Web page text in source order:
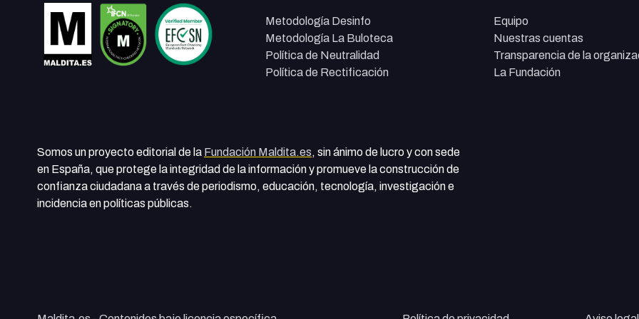
Metodología Desinfo
Metodología La Buloteca
Política de Neutralidad
Política de Rectificación
Equipo
Nuestras cuentas
Transparencia de la
La Fundación
Somos un proyecto editorial de la Fundación Maldita.es, sin ánimo de lucro y con sede
en España, que protege la integridad de la información y promueve la construcción de
confianza ciudadana a través de periodismo, educación, tecnología, investigación e
incidencia en políticas públicas.